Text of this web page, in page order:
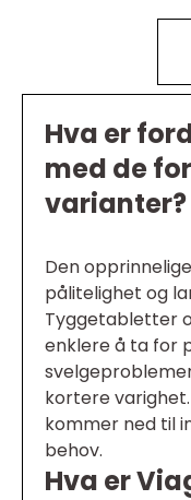
Hva er
med de
varianter?
Den
pålitelighet og
Tyggetabletter
enklere å ta for
kortere
kommer ned til
behov.
Hva er